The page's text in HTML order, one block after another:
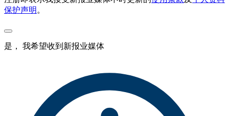
保护声明 。
是， 我希望收到新报业媒体